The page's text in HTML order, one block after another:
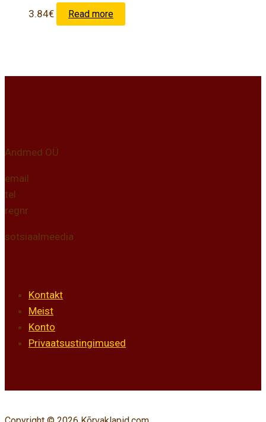
3.84€ Read more
Andmed OÜ
email
tel
regnr
sotsiaalmeedia
Kontakt
Meist
Konto
Privaatsustingimused